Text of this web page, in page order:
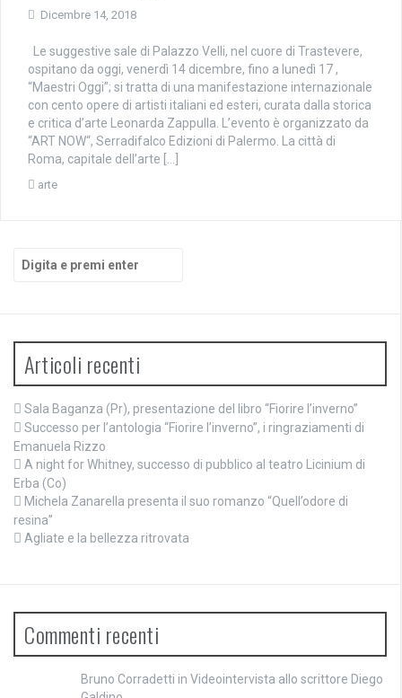
Dicembre 14, 2018
Le suggestive sale di Palazzo Velli, nel cuore di Trastevere,
ospitano da oggi, venerdì 14 dicembre, fino a lunedì 17 ,
“Maestri Oggi”; si tratta di una manifestazione internazionale
con cento opere di artisti italiani ed esteri, curata dalla storica
e critica d’arte Leonarda Zappulla. L’evento è organizzato da
“ART NOW“, Serradifalco Edizioni di Palermo. La città di
Roma, capitale dell’arte […]
arte
Articoli recenti
Sala Baganza (Pr), presentazione del libro “Fiorire l’inverno”
Successo per l’antologia “Fiorire l’inverno”, i ringraziamenti di
Emanuela Rizzo
A night for Whitney, successo di pubblico al teatro Licinium di
Erba (Co)
Michela Zanarella presenta il suo romanzo “Quell’odore di
resina”
Agliate e la bellezza ritrovata
Commenti recenti
Bruno Corradetti in Videointervista allo scrittore Diego